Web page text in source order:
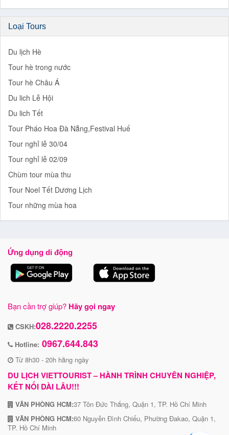
Loại Tours
Du lịch Hè
Tour hè trong nước
Tour hè Châu Á
Du lich Lễ Hội
Du lich Tết
Tour Pháo Hoa Đà Nẵng,Festival Huế
Tour nghỉ lễ 30/04
Tour nghỉ lễ 02/09
Chùm tour mùa thu
Tour Noel Tết Dương Lịch
Tour những mùa hoa
Ứng dụng di động
Bạn cần trợ giúp? Hãy gọi ngay
CSKH:028.2220.2255
Hotline: 0967.644.843
Từ 8h30 - 20h hằng ngày
DU LỊCH VIETTOURIST – HÀNH TRÌNH CHUYÊN NGHIỆP,
KẾT NỐI DÀI LÂU!!!
VĂN PHÒNG HCM:37 Tôn Đức Thắng, Quận 1, TP. Hồ Chí Minh
VĂN PHÒNG HCM:60 Nguyễn Đình Chiểu, Phường Đakao, Quận 1,
TP. Hồ Chí Minh